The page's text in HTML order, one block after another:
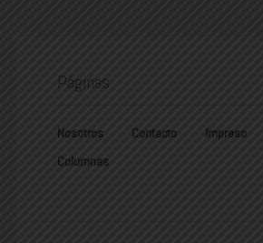
Páginas
Nosotros Contacto
Impreso
Columnas